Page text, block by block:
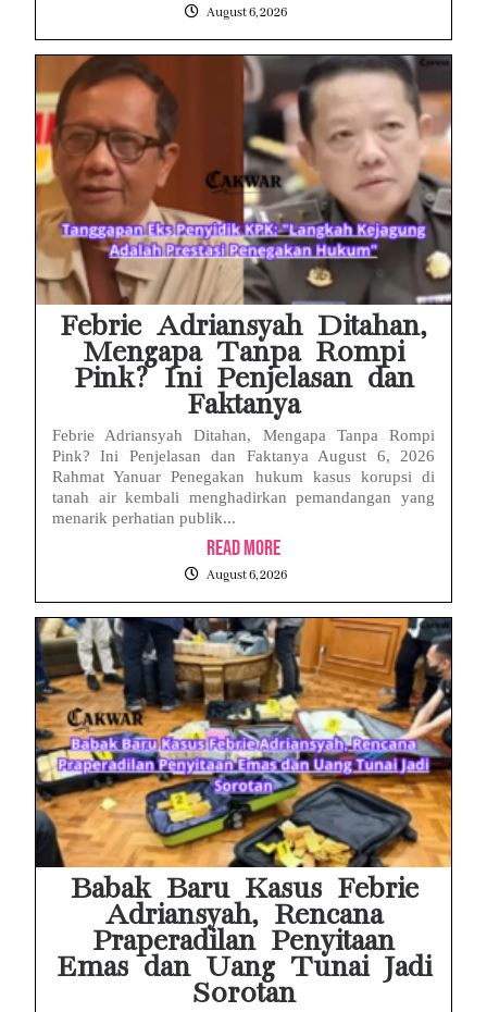
August 6, 2026
Febrie Adriansyah Ditahan,
Mengapa Tanpa Rompi
Pink? Ini Penjelasan dan
Faktanya
Febrie Adriansyah Ditahan, Mengapa Tanpa Rompi
Pink? Ini Penjelasan dan Faktanya August 6, 2026
Rahmat Yanuar Penegakan hukum kasus korupsi di
tanah air kembali menghadirkan pemandangan yang
menarik perhatian publik...
Read More
August 6, 2026
Babak Baru Kasus Febrie
Adriansyah, Rencana
Praperadilan Penyitaan
Emas dan Uang Tunai Jadi
Sorotan